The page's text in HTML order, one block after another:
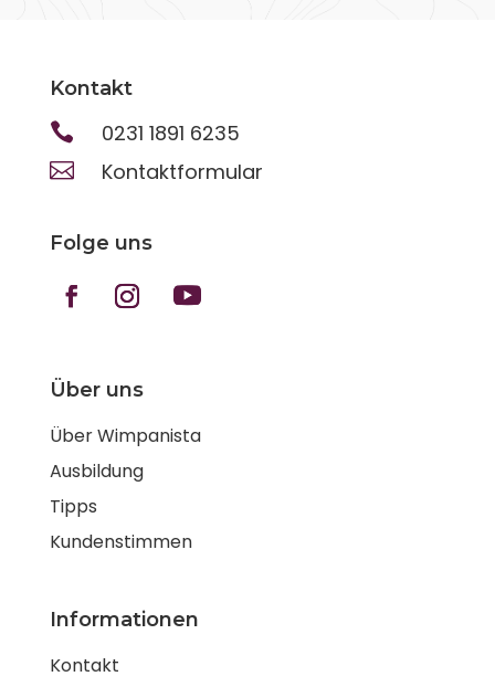
Kontakt

0231 1891 6235
 Kontaktformular
Folge uns
Über uns
Über Wimpanista
Ausbildung
Tipps
Kundenstimmen
Informationen
Kontakt